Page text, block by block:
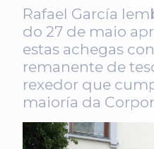
Rafael García
do 27 de maio
estas achegas
remanente de
rexedor que
maioría da